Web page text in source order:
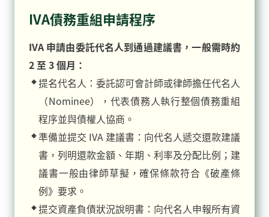
IVA債務重組申請程序
IVA 申請由委託代名人到通過建議書，一般需時約
2 至 3 個月：
提名代名人：委託認可會計師或律師擔任代名人
（Nominee），代表債務人執行整個債務重組
程序並與債權人協商。
準備並提交 IVA 建議書：向代名人遞交還款建議
書，列明還款金額、年期、利率及分配比例；建
議書一般由律師草擬，確保條款符合《破產條
例》要求。
提交資產負債狀況說明書：向代名人申報所有資